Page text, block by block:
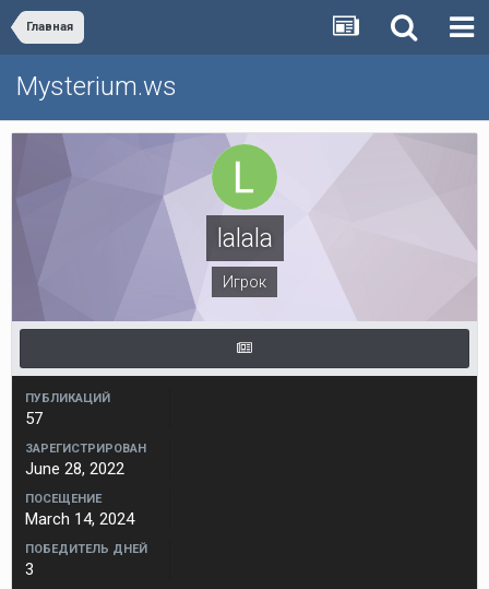
Главная
Mysterium.ws
lalala
Игрок
ПУБЛИКАЦИЙ
57
ЗАРЕГИСТРИРОВАН
June 28, 2022
ПОСЕЩЕНИЕ
March 14, 2024
ПОБЕДИТЕЛЬ ДНЕЙ
3